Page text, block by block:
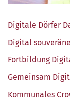
Digi­ta­le Dör­fer
Digi­tal
Fort­bil­dung
Gemein­sam
Kom­mu­na­les